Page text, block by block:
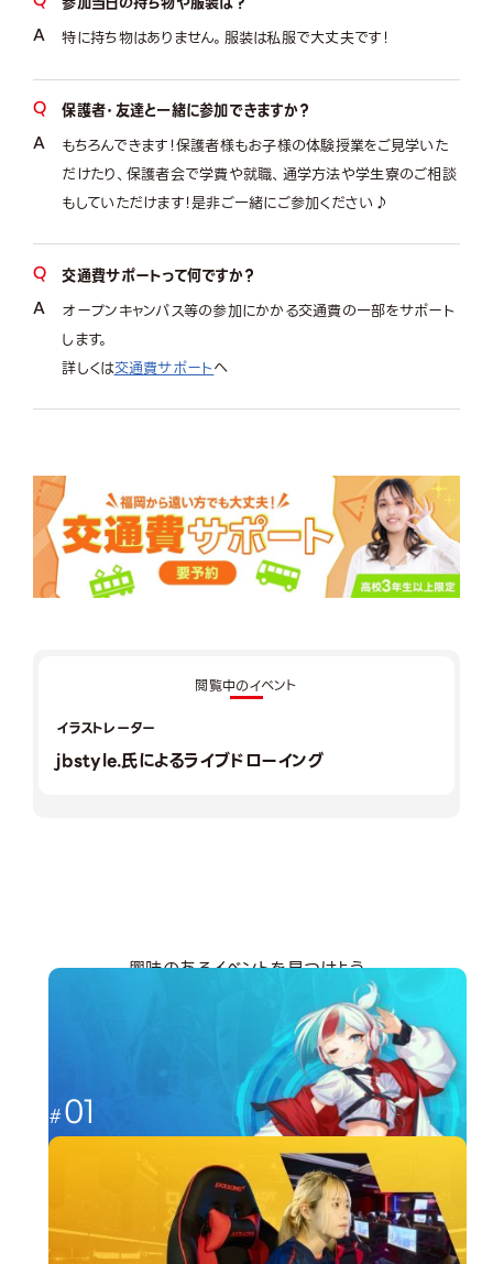
閲覧中のイベント
イラストレーター
jbstyle.氏によるライブドローイング
特に持ち物はありません。服装は私服で大丈夫です！
保護者・友達と一緒に参加できますか？
もちろんできます！保護者様もお子様の体験授業をご見学いた
だけたり、保護者会で学費や就職、通学方法や学生寮のご相談
もしていただけます！是非ご一緒にご参加ください♪
交通費サポートって何ですか？
オープンキャンパス等の参加にかかる交通費の一部をサポート
します。
詳しくは交通費サポートへ
興味のあるイベントを見つけよう
分野から探す
01
これからのゲーム業界を担う人材へ